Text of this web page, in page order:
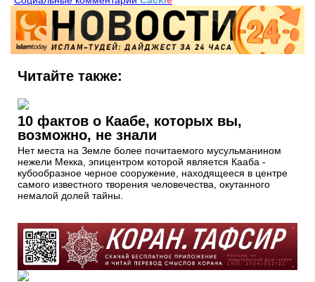
Читайте также:
10 фактов о Каабе, которых вы,
возможно, не знали
Нет места на Земле более почитаемого мусульманином
нежели Мекка, эпицентром которой является Кааба -
кубообразное черное сооружение, находящееся в центре
самого известного творения человечества, окутанного
немалой долей тайны.